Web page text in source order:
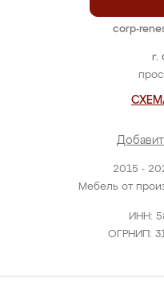
2015 -
Мебель от
ИНН:
ОГРНИП:
г.
corp-